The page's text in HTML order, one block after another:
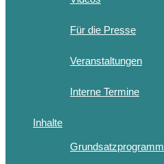
Für die Presse
Veranstaltungen
Interne Termine
Inhalte
Grundsatzprogramm